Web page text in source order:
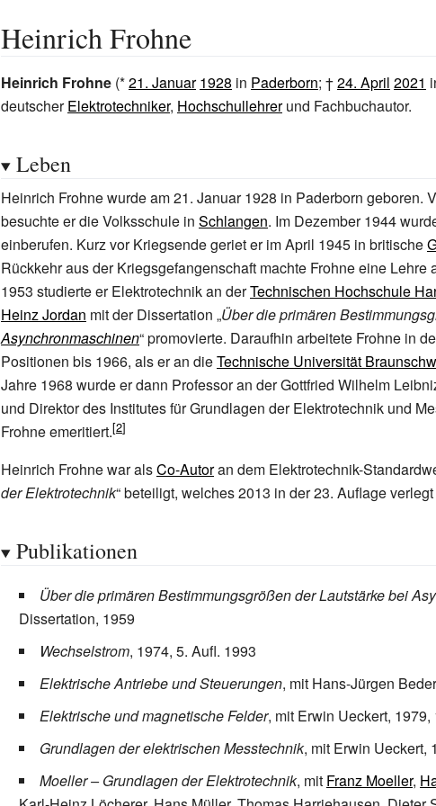
Heinrich Frohne
Heinrich Frohne (*21. Januar 1928 in Paderborn; †24. April 2021
deutscherElektrotechniker, Hochschullehrerund Fachbuchautor.
Leben
Heinrich Frohne wurde am 21. Januar 1928 in Paderborn geboren.
besuchte er die Volksschule in Schlangen. Im Dezember 1944
einberufen. Kurz vor Kriegsende geriet er im April 1945 in britische
Rückkehr aus der Kriegsgefangenschaft machte Frohne eine Lehre
1953 studierte er Elektrotechnik an derTechnischen Hochschule
Heinz Jordan mit der Dissertation „Über die primären
Asynchronmaschinen“ promovierte. Daraufhin arbeitete Frohne in
Positionen bis 1966, als er an dieTechnische Universität
Jahre 1968 wurde er dann Professor an der Gottfried Wilhelm
und Direktor des Institutes für Grundlagen der Elektrotechnik und
Frohne emeritiert.
Heinrich Frohne war alsCo-Autoran dem Elektrotechnik-
der Elektrotechnik“ beteiligt, welches 2013 in der 23. Auflage
Publikationen
Über die primären Bestimmungsgrößen der Lautstärke bei
Dissertation, 1959
Wechselstrom, 1974, 5. Aufl. 1993
Elektrische Antriebe und Steuerungen, mit Hans-Jürgen
Elektrische und magnetische Felder, mit Erwin Ueckert, 1979,
Grundlagen der elektrischen Messtechnik, mit Erwin Ueckert,
Moeller – Grundlagen der Elektrotechnik, mit Franz Moeller,